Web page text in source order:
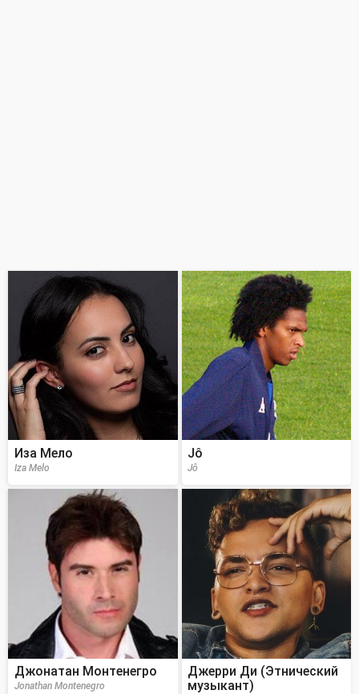
Иза Мело
Iza Melo
Jô
Jô
Джонатан Монтенегро
Jonathan Montenegro
Джерри Ди (Этнический
музыкант)